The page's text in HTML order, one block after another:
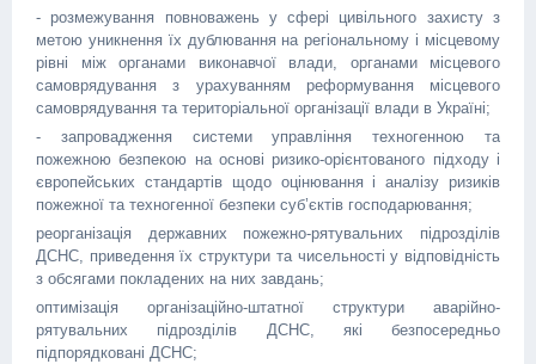
- розмежування повноважень у сфері цивільного захисту з
метою уникнення їх дублювання на регіональному і місцевому
рівні між органами виконавчої влади, органами місцевого
самоврядування з урахуванням реформування місцевого
самоврядування та територіальної організації влади в Україні;
- запровадження системи управління техногенною та
пожежною безпекою на основі ризико-орієнтованого підходу і
європейських стандартів щодо оцінювання і аналізу ризиків
пожежної та техногенної безпеки суб’єктів господарювання;
реорганізація державних пожежно-рятувальних підрозділів
ДСНС, приведення їх структури та чисельності у відповідність
з обсягами покладених на них завдань;
оптимізація організаційно-штатної структури аварійно-
рятувальних підрозділів ДСНС, які безпосередньо
підпорядковані ДСНС;